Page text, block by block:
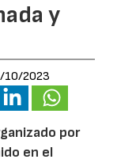
y
10/2023
por
en el